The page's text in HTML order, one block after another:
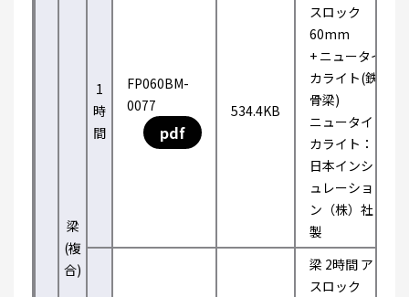
梁
(複
合)
1
時
間
FP060BM-
0077
pdf
534.4KB
スロック
60mm
+ ニュータイ
カライト(鉄
骨梁)
ニュータイ
カライト：
日本インシ
ュレーショ
ン（株）社
製
梁 2時間 ア
スロック